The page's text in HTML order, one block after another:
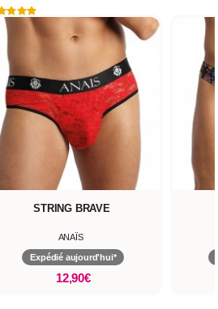
STRING MEXICO
Expédié aujourd'hui*